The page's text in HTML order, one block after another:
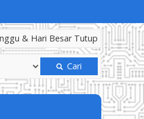
& Hari Besar Tutup
Cari